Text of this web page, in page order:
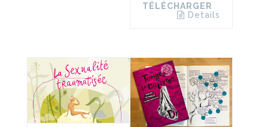
TÉLÉCHARGER
Details